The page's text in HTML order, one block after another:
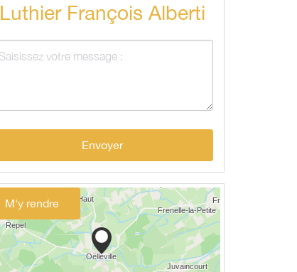
Luthier François Alberti
Envoyer
M'y rendre